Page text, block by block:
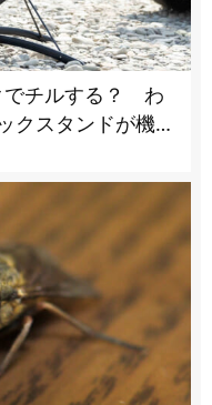
でチルする？ わ
クスタンドが機能